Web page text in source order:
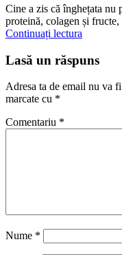
Cine a zis că înghețata nu
proteină, colagen și
Continuați lectura
Lasă un răspuns
Adresa ta de email nu va
marcate cu *
Comentariu *
Nume *